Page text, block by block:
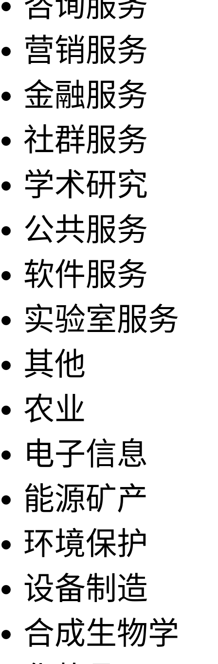
营销服务
金融服务
社群服务
学术研究
公共服务
软件服务
实验室服务
其他
农业
电子信息
能源矿产
环境保护
设备制造
合成生物学